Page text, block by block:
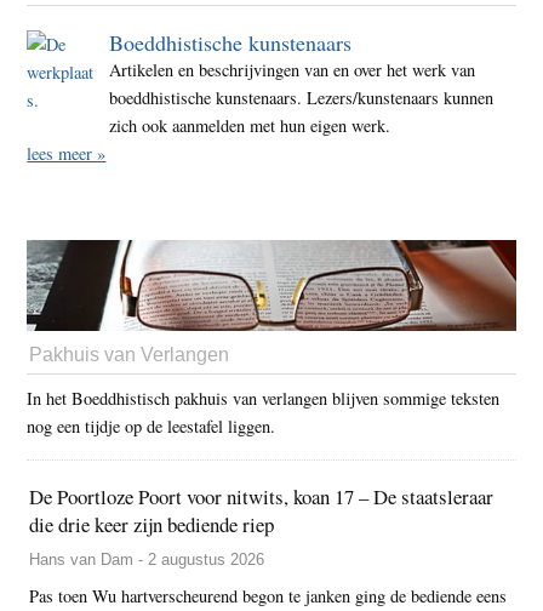
Boeddhistische kunstenaars
Artikelen en beschrijvingen van en over het werk van
boeddhistische kunstenaars. Lezers/kunstenaars kunnen
zich ook aanmelden met hun eigen werk.
lees meer »
Pakhuis van Verlangen
In het Boeddhistisch pakhuis van verlangen blijven sommige teksten
nog een tijdje op de leestafel liggen.
De Poortloze Poort voor nitwits, koan 17 – De staatsleraar
die drie keer zijn bediende riep
Hans van Dam - 2 augustus 2026
Pas toen Wu hartverscheurend begon te janken ging de bediende eens